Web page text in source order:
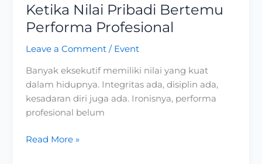
Ketika Nilai Pribadi Bertemu
Performa Profesional
Leave a Comment / Event
Banyak eksekutif memiliki nilai yang kuat
dalam hidupnya. Integritas ada, disiplin ada,
kesadaran diri juga ada. Ironisnya, performa
profesional belum
Ketika
Nilai
Pribadi
Bertemu
Profesional
Read More »